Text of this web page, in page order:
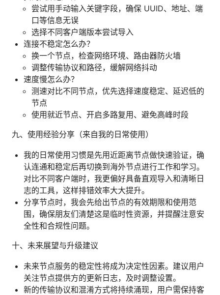
尝试用手动输入关键字段，确保 UUID、地址、端
口等信息无误
选择不同客户端版本尝试导入
连接不稳定怎么办？
换一个节点，检查网络环境、路由器防火墙
调整传输协议和路径，缓解网络抖动
速度慢怎么办？
测速对比不同节点，优先选择速度稳定、延迟低的
节点
使用就近节点、开启多路复用、避免高峰时段
九、使用经验分享（来自我的日常使用）
我的日常使用习惯是先用近距离节点做快速验证，确
认连通和稳定后再切换到海外节点进行工作和学习。
对比不同客户端时，我更偏好具备直观导入和清晰日
志的工具，这样排错效率大大提升。
分享节点时，我会先给出节点的有效期限和使用范
围，确保朋友们清楚这是临时性资源，并提醒注意安
全性和合规性问题。
十、未来展望与升级建议
未来节点服务的稳定性将成为决定性因素。建议用户
关注节点提供方的更新日志，及时调整设置。
新的传输协议和混淆方式将持续涌现，用户需保持客